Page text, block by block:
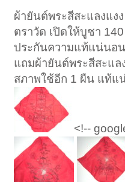
ผ้ายันต์พระสีสะแลงแง
ตราวัด เปิดให้บูชา
ประกันความแท้แน่นอ
แถมผ้ายันต์พระสีสะแล
สภาพใช้อีก 1 ผืน แท้
<!--